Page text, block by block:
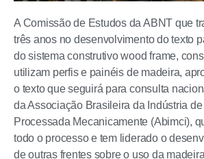
A Comissão de Estudos da ABNT que
três anos no desenvolvimento do texto
do sistema construtivo wood frame,
utilizam perfis e painéis de madeira,
o texto que seguirá para consulta
da Associação Brasileira da Indústria
Processada Mecanicamente (Abimci),
todo o processo e tem liderado o
de outras frentes sobre o uso da